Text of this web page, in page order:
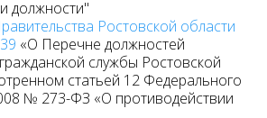
должности"
Ростовской области
«О Перечне должностей
службы Ростовской
статьей 12 Федерального
№ 273-ФЗ «О противодействии